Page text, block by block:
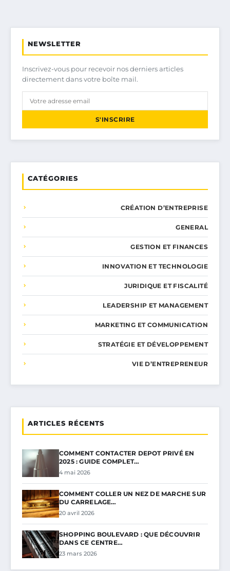
NEWSLETTER
Inscrivez-vous pour recevoir nos derniers articles
directement dans votre boîte mail.
S'INSCRIRE
CATÉGORIES
CRÉATION D’ENTREPRISE
GENERAL
GESTION ET FINANCES
INNOVATION ET TECHNOLOGIE
JURIDIQUE ET FISCALITÉ
LEADERSHIP ET MANAGEMENT
MARKETING ET COMMUNICATION
STRATÉGIE ET DÉVELOPPEMENT
VIE D’ENTREPRENEUR
ARTICLES RÉCENTS
COMMENT CONTACTER DEPOT PRIVÉ EN
2025 : GUIDE COMPLET…
4 mai 2026
COMMENT COLLER UN NEZ DE MARCHE SUR
DU CARRELAGE…
20 avril 2026
SHOPPING BOULEVARD : QUE DÉCOUVRIR
DANS CE CENTRE…
23 mars 2026